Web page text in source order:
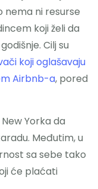
nema ni resurse
koji želi da
Cilj su
koji oglašavaju
Airbnb-a, pored
Yorka da
Međutim, u
sa sebe tako
će plaćati